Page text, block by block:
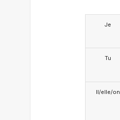
Je
Tu
Il/elle/on